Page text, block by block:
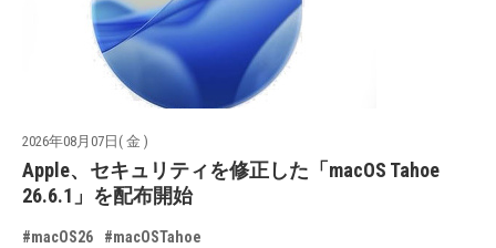
2026年08月07日( 金 )
Apple、セキュリティを修正した「macOS Tahoe
26.6.1」を配布開始
#macOS26 #macOSTahoe